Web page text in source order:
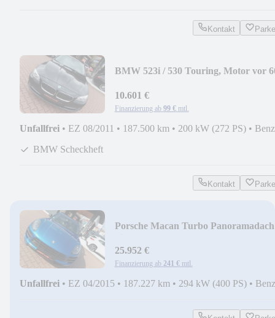
Kontakt
BMW 523i / 530 Touring, Motor vor
10.601 €
Finanzierung ab 99 € mtl.
Unfallfrei • EZ 08/2011 • 187.500 km • 200 kW (272 PS) •
BMW Scheckheft
Kontakt
Porsche Macan Turbo Panoramadach
25.952 €
Finanzierung ab 241 € mtl.
Unfallfrei • EZ 04/2015 • 187.227 km • 294 kW (400 PS) •